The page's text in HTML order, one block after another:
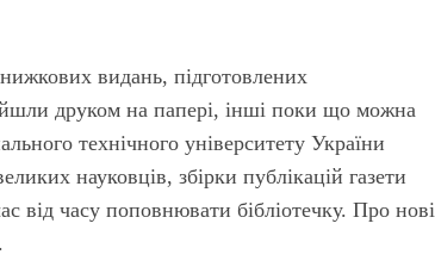
видань, підготовлених
друком на папері, інші поки що можна
технічного університету України
науковців, збірки публікацій газети
від часу поповнювати бібліотечку. Про нові